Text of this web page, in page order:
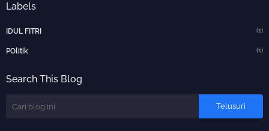
Labels
IDUL FITRI (1)
POlitik (1)
Search This Blog